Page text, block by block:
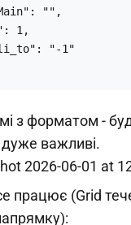
"",
1,
"-1"
з форматом -
важливі.
працює (Grid